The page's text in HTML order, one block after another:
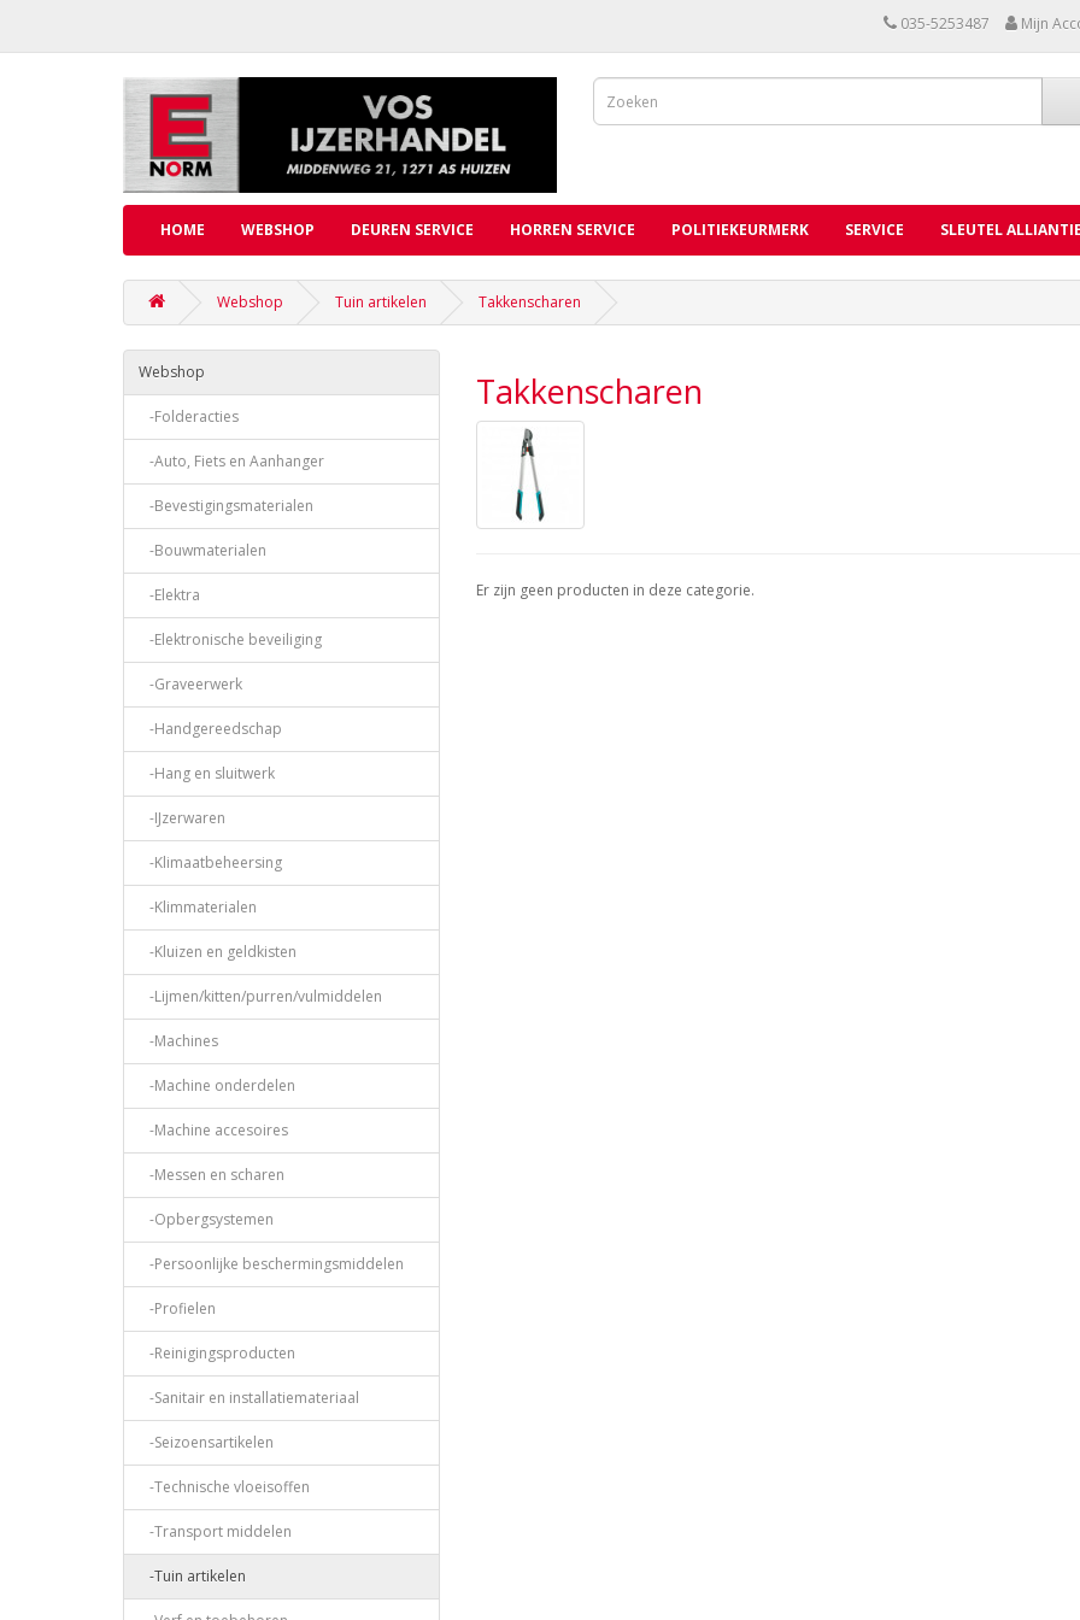
035-5253487 Mijn
HOME WEBSHOP DEUREN SERVICE HORREN SERVICE POLITIEKEURMERK SERVICE SLEUTEL ALLIANTIE
Webshop Tuin artikelen Takkenscharen
Webshop
-Folderacties
-Auto, Fiets en Aanhanger
-Bevestigingsmaterialen
-Bouwmaterialen
-Elektra
-Elektronische beveiliging
-Graveerwerk
-Handgereedschap
-Hang en sluitwerk
-IJzerwaren
-Klimaatbeheersing
-Klimmaterialen
-Kluizen en geldkisten
-Lijmen/kitten/purren/vulmiddelen
-Machines
-Machine onderdelen
-Machine accesoires
-Messen en scharen
-Opbergsystemen
-Persoonlijke beschermingsmiddelen
-Profielen
-Reinigingsproducten
-Sanitair en installatiemateriaal
-Seizoensartikelen
-Technische vloeisoffen
-Transport middelen
-Tuin artikelen
Takkenscharen
Er zijn geen producten in deze categorie.